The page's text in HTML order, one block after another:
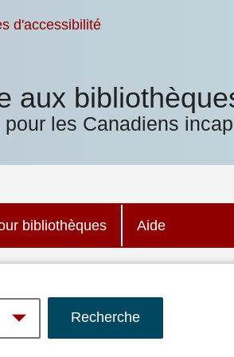
d'accessibilité
aux
les Canadiens
bibliothèques Aide